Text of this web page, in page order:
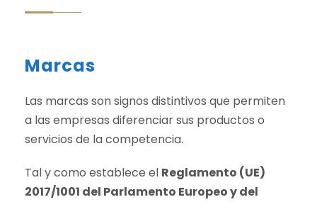
Marcas
Las marcas son signos distintivos que permiten
a las empresas diferenciar sus productos o
servicios de la competencia.
Tal y como establece el Reglamento (UE)
2017/1001 del Parlamento Europeo y del